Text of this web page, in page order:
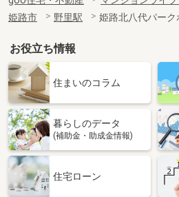
姫路市
野里駅 姫路北八代パー
お役立ち情報
住まいのコラム
暮らしのデータ
(補助金・助成金情報)
住宅ローン